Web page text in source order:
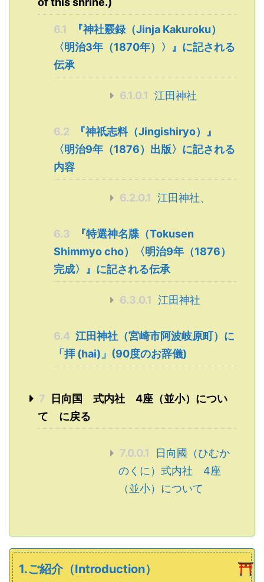
6.1
『神社覈録（Jinja Kakuroku）
〈明治3年（1870年）〉』に記される
伝承
6.1.0.1 江田神社
6.2
『神祇志料（Jingishiryo）』
〈明治9年（1876）出版〉に記される
内容
6.2.0.1 江田神社、
6.3
『特選神名牒（Tokusen
Shimmyo cho）〈明治9年（1876）
完成〉』に記される伝承
6.3.0.1 江田神社
6.4 江田神社（宮崎市阿波岐原町）に
「拝 (hai)」(90度のお辞儀)
7
日向国 式内社 4座（並小）につい
て に戻る
7.0.0.1
日向國（ひむか
のくに）式内社 4座
（並小）について
1.ご紹介（Introduction）